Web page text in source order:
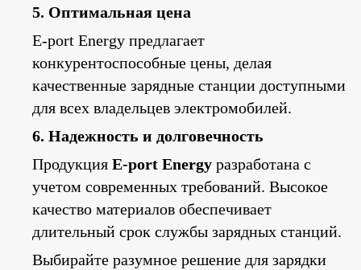
5. Оптимальная цена
E-port Energy предлагает
конкурентоспособные цены, делая
качественные зарядные станции доступными
для всех владельцев электромобилей.
6. Надежность и долговечность
Продукция E-port Energy разработана с
учетом современных требований. Высокое
качество материалов обеспечивает
длительный срок службы зарядных станций.
Выбирайте разумное решение для зарядки